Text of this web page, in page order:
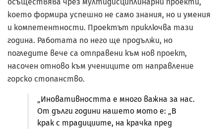
което формира успешно не само знания, но и умения
и компетентности. Проектът приключва тази
година. Работата по него ще продължи, но
погледите вече са отправени към нов проект,
насочен отново към учениците от направление
горско стопанство.
„Иновативността е много важна за нас.
От дълги години нашето мото е: „В
крак с традициите, на крачка пред